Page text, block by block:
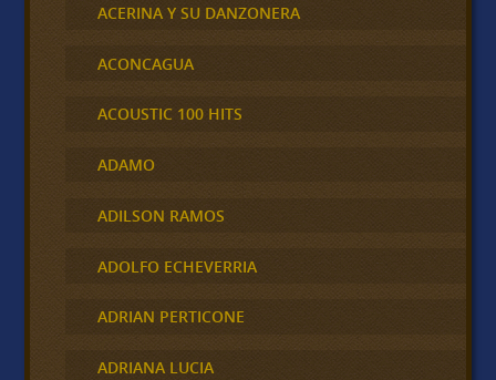
ACERINA Y SU DANZONERA
ACONCAGUA
ACOUSTIC 100 HITS
ADAMO
ADILSON RAMOS
ADOLFO ECHEVERRIA
ADRIAN PERTICONE
ADRIANA LUCIA